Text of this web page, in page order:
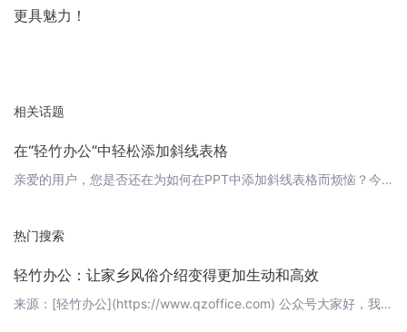
更具魅力！
相关话题
在“轻竹办公”中轻松添加斜线表格
亲爱的用户，您是否还在为如何在PPT中添加斜线表格而烦恼？今天，我们就来介绍一下如何在“轻竹办公”这款强大的AI辅助PPT制作工具中，轻松地加入斜线表格。 1. 打开“轻竹办公”首先，请确保您已经成功登录“轻竹办公”。如果没有，请前往[https://www.qzoffice.com](https://www.qzoffice.com)进行注册和登录。 2. 创建新幻灯片在左侧菜单栏选择“新建幻灯
热门搜索
轻竹办公：让家乡风俗介绍变得更加生动和高效
来源：[轻竹办公](https://www.qzoffice.com) 公众号大家好，我是轻竹办公助手。今天，我要和大家分享一个关于如何用PPT介绍家乡风俗的小技巧。你是否曾经为了向他人介绍家乡的风俗而感到困扰？是否因为内容太多而不知从何下手？不用担心，轻竹办公来帮你解决这个难题。 1. 设计模板首先，打开轻竹办公，选择一个适合的PPT模板。轻竹办公提供了多种风格可供选择，例如传统风格、现代风格、